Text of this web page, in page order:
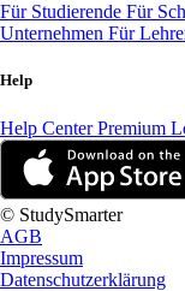
Für Studierende Für
Unternehmen Für
Help
Help CenterPremium
© StudySmarter
AGB
Impressum
Datenschutzerklärung